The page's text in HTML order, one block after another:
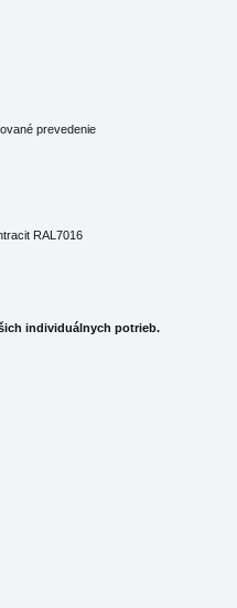
prevedenie
RAL7016
individuálnych potrieb.